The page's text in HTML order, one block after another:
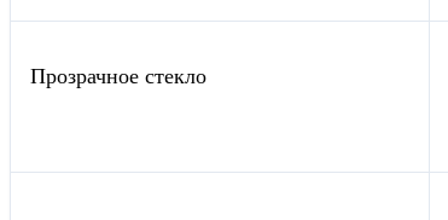
Прозрачное стекло